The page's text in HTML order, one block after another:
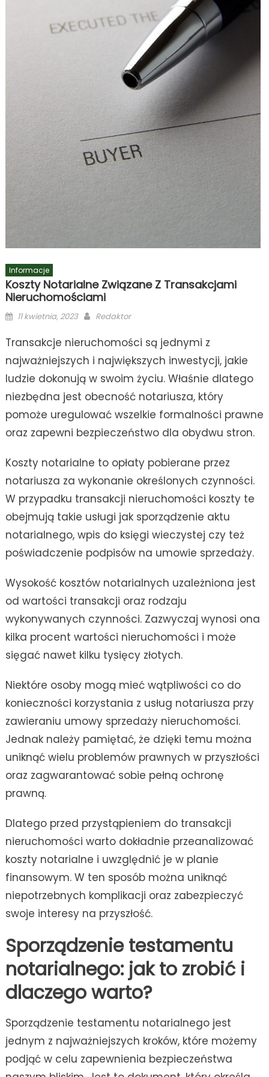
Informacje
Koszty Notarialne Związane Z Transakcjami
Nieruchomościami
Posted
11 kwietnia, 2023 Author
Redaktor
Transakcje nieruchomości są jednymi z
najważniejszych i największych inwestycji, jakie
ludzie dokonują w swoim życiu. Właśnie dlatego
niezbędna jest obecność notariusza, który
pomoże uregulować wszelkie formalności prawne
oraz zapewni bezpieczeństwo dla obydwu stron.
Koszty notarialne to opłaty pobierane przez
notariusza za wykonanie określonych czynności.
W przypadku transakcji nieruchomości koszty te
obejmują takie usługi jak sporządzenie aktu
notarialnego, wpis do księgi wieczystej czy też
poświadczenie podpisów na umowie sprzedaży.
Wysokość kosztów notarialnych uzależniona jest
od wartości transakcji oraz rodzaju
wykonywanych czynności. Zazwyczaj wynosi ona
kilka procent wartości nieruchomości i może
sięgać nawet kilku tysięcy złotych.
Niektóre osoby mogą mieć wątpliwości co do
konieczności korzystania z usług notariusza przy
zawieraniu umowy sprzedaży nieruchomości.
Jednak należy pamiętać, że dzięki temu można
uniknąć wielu problemów prawnych w przyszłości
oraz zagwarantować sobie pełną ochronę
prawną.
Dlatego przed przystąpieniem do transakcji
nieruchomości warto dokładnie przeanalizować
koszty notarialne i uwzględnić je w planie
finansowym. W ten sposób można uniknąć
niepotrzebnych komplikacji oraz zabezpieczyć
swoje interesy na przyszłość.
Sporządzenie testamentu
notarialnego: jak to zrobić i
dlaczego warto?
Sporządzenie testamentu notarialnego jest
jednym z najważniejszych kroków, które możemy
podjąć w celu zapewnienia bezpieczeństwa